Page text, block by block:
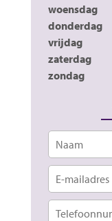
woensdag
donderdag
vrijdag
zaterdag
zondag